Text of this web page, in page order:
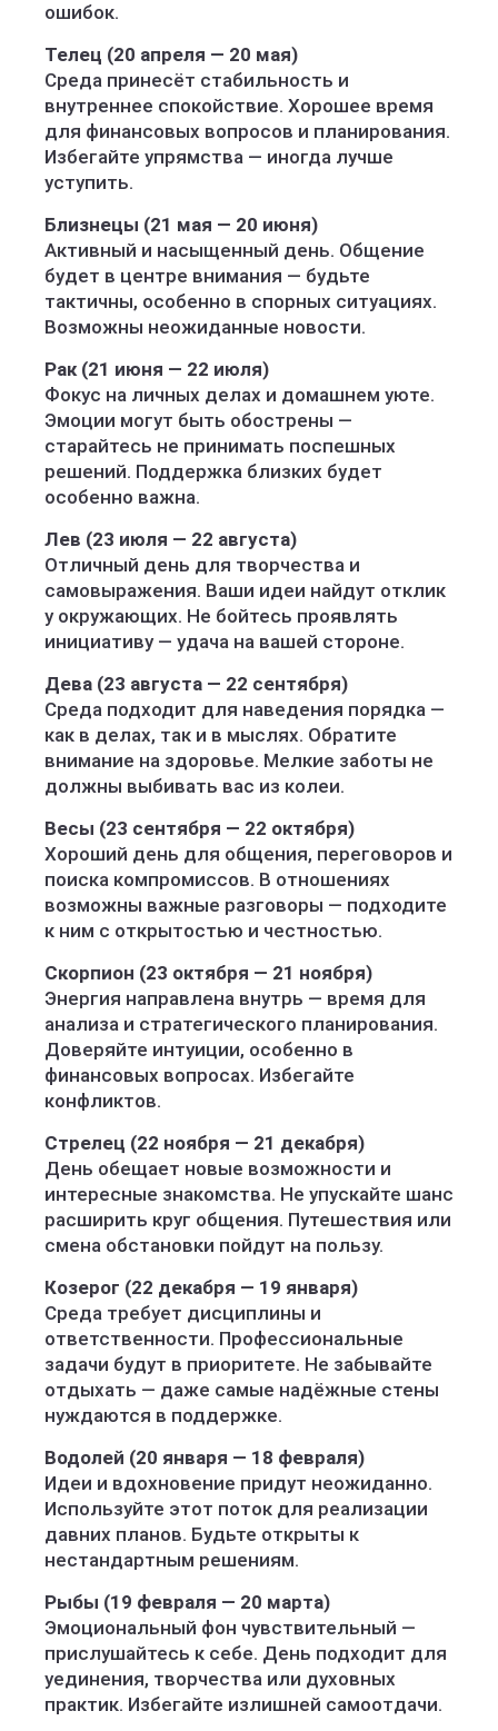
ошибок.
Телец (20 апреля — 20 мая)
Среда принесёт стабильность и
внутреннее спокойствие. Хорошее время
для финансовых вопросов и планирования.
Избегайте упрямства — иногда лучше
уступить.
Близнецы (21 мая — 20 июня)
Активный и насыщенный день. Общение
будет в центре внимания — будьте
тактичны, особенно в спорных ситуациях.
Возможны неожиданные новости.
Рак (21 июня — 22 июля)
Фокус на личных делах и домашнем уюте.
Эмоции могут быть обострены —
старайтесь не принимать поспешных
решений. Поддержка близких будет
особенно важна.
Лев (23 июля — 22 августа)
Отличный день для творчества и
самовыражения. Ваши идеи найдут отклик
у окружающих. Не бойтесь проявлять
инициативу — удача на вашей стороне.
Дева (23 августа — 22 сентября)
Среда подходит для наведения порядка —
как в делах, так и в мыслях. Обратите
внимание на здоровье. Мелкие заботы не
должны выбивать вас из колеи.
Весы (23 сентября — 22 октября)
Хороший день для общения, переговоров и
поиска компромиссов. В отношениях
возможны важные разговоры — подходите
к ним с открытостью и честностью.
Скорпион (23 октября — 21 ноября)
Энергия направлена внутрь — время для
анализа и стратегического планирования.
Доверяйте интуиции, особенно в
финансовых вопросах. Избегайте
конфликтов.
Стрелец (22 ноября — 21 декабря)
День обещает новые возможности и
интересные знакомства. Не упускайте шанс
расширить круг общения. Путешествия или
смена обстановки пойдут на пользу.
Козерог (22 декабря — 19 января)
Среда требует дисциплины и
ответственности. Профессиональные
задачи будут в приоритете. Не забывайте
отдыхать — даже самые надёжные стены
нуждаются в поддержке.
Водолей (20 января — 18 февраля)
Идеи и вдохновение придут неожиданно.
Используйте этот поток для реализации
давних планов. Будьте открыты к
нестандартным решениям.
Рыбы (19 февраля — 20 марта)
Эмоциональный фон чувствительный —
прислушайтесь к себе. День подходит для
уединения, творчества или духовных
практик. Избегайте излишней самоотдачи.